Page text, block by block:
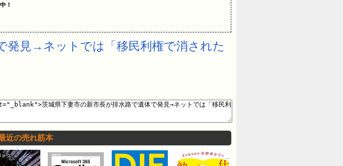
！
発見→ネットでは「移民利権で消された
近の売れ筋本